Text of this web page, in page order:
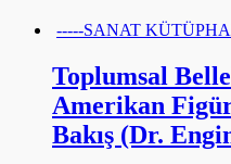
-----SANAT
Toplumsal
Amerikan
Bakış (Dr.